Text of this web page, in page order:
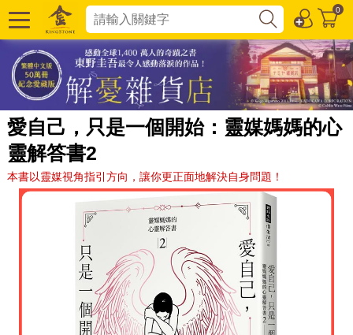
0
愛自己，只是一個開始：靈媒媽媽的心
靈解答書2
本書以靈媒視角指引方向，讓你更正面地解決自身問題！